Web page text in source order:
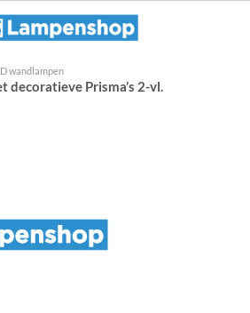
wandlampen
decoratieve Prisma’s 2-vl.